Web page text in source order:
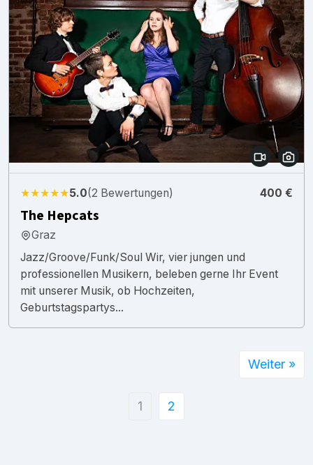
★★★★★5.0(2 Bewertungen) 400 €
The Hepcats
Graz
Jazz/Groove/Funk/Soul Wir, vier jungen und
professionellen Musikern, beleben gerne Ihr Event
mit unserer Musik, ob Hochzeiten,
Geburtstagspartys...
1 2
Weiter »